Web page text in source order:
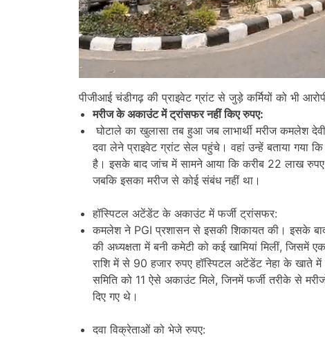
पीजीआई चंडीगढ़ की प्राइवेट ग्रांट से जुड़े कर्मियों को भी
मरीज के अकाउंट में ट्रांसफर नहीं किए रुपए:
घोटाले का खुलासा तब हुआ जब लाभार्थी मरीज कमलेश
दवा लेने प्राइवेट ग्रांट सेल पहुंचे। वहां उन्हें बताया गया
है। इसके बाद जांच में सामने आया कि करीब 22 लाख
जबकि इसका मरीज से कोई संबंध नहीं था।
हॉस्पिटल अटेंडेंट के अकाउंट में फर्जी ट्रांसफर:
कमलेश ने PGI प्रशासन से इसकी शिकायत की। इसके
की अध्यक्षता में बनी कमेटी को कई खामियां मिलीं,
राशि में से 90 हजार रुपए हॉस्पिटल अटेंडेंट नेहा के खाते
समिति को 11 ऐसे अकाउंट मिले, जिनमें फर्जी तरीके से
दिए गए थे।
दवा विक्रेताओं को भेजे रुपए: